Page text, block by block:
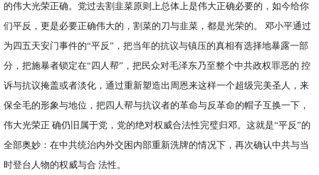
的伟大光荣正确。党过去割韭菜原则上总体上是伟大正确必要的，如今给你
们平反，更是必要正确伟大的，割菜的刀与韭菜，都是光荣的。 邓小平通过
为四五天安门事件的“平反”，把当年的抗议与镇压的真相有选择地暴露一部
分，把施暴者锁定在“四人帮”，把民众对毛泽东乃至整个中共政权罪恶的 控
诉与抗议掩盖或者淡化，通过重新塑造出周恩来这样一个超级完美圣人，来
保全毛的形象与地位，把四人帮与抗议者的革命与反革命的帽子互换一下，
伟大光荣正 确仍旧属于党，党的绝对权威合法性完璧归邓。这就是“平反”的
全部奥妙：在中共统治内外交困内部重新洗牌的情况下，再次确认中共与当
时登台人物的权威与合 法性。